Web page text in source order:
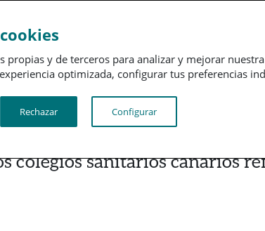
Sobre a PSN
colegios sanitarios canarios
propias y de terceros para analizar y mejorar
optimizada, configurar tus preferencias
Rechazar Configurar